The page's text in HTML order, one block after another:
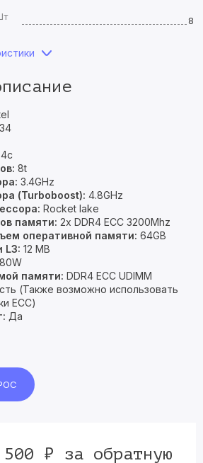
8
4c
8t
3.4GHz
(Turboboost): 4.8GHz
Rocket lake
памяти: 2x DDR4 ECC 3200Mhz
оперативной памяти: 64GB
L3: 12 MB
80W
памяти: DDR4 ECC UDIMM
(Также возможно использовать
ECC)
Да
₽ за обратную